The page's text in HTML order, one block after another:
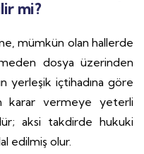
mi?
mümkün olan hallerde
dosya üzerinden
yerleşik içtihadına göre
karar vermeye yeterli
aksi takdirde hukuki
edilmiş olur.